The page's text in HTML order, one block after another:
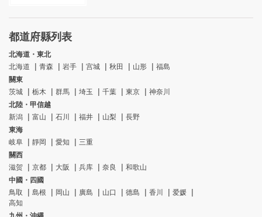
都道府縣列表
北海道・東北
北海道
青森 岩手 宫城 秋田 山形
福島
關東
茨城
栃木 群馬 埼玉 千葉 東京
神奈川
北陸・甲信越
新潟
富山 石川 福井 山梨
長野
東海
岐阜
靜岡 愛知
三重
關西
滋贺
京都 大阪 兵库 奈良
和歌山
中國・四國
鳥取
島根 岡山 廣島 山口 德島 香川
爱媛
高知